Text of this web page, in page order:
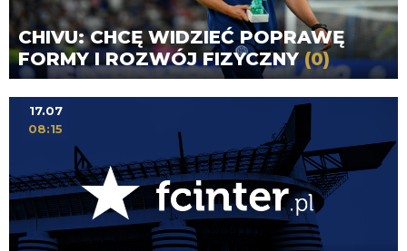
CHIVU: CHCĘ WIDZIEĆ POPRAWĘ
FORMY I ROZWÓJ FIZYCZNY(0)
17.07
08:15